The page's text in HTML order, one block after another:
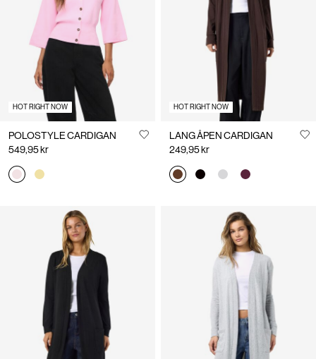
Norge
norsk
HOT RIGHT NOW
POLOSTYLE CARDIGAN
549,95 kr
HOT RIGHT NOW
LANG ÅPEN CARDIGAN
249,95 kr